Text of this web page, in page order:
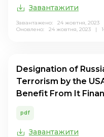
Завантажити
Завантажено: 24 жовтня, 2023
Оновлено: 24 жовтня, 2023 |
Designation of
Terrorism by the
Benefit From It
pdf
Завантажити